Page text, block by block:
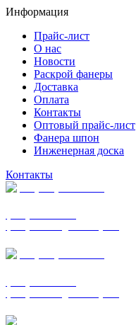
Информация
Прайс-лист
О нас
Новости
Раскрой фанеры
Доставка
Оплата
Контакты
Оптовый прайс-лист
Фанера шпон
Инженерная доска
Контакты